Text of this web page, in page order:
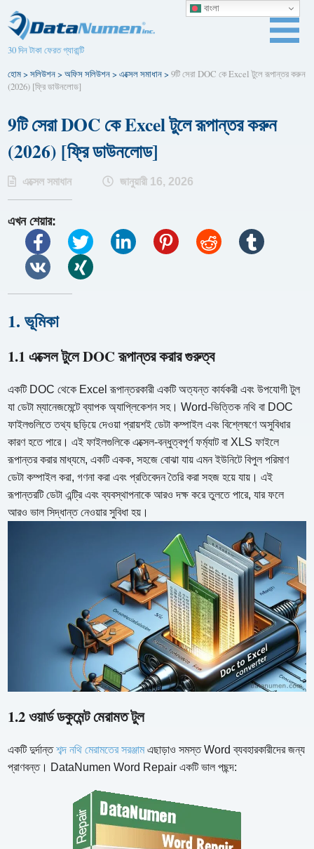
30 দিন টাকা ফেরত গ্যারান্টি
হোম>সলিউশন>অফিস সলিউশন>এক্সেল সমাধান>9টি সেরা DOC কে Excel টুলে রূপান্তর করুন
(2026) [ফ্রি ডাউনলোড]
9টি সেরা DOC কে Excel টুলে রূপান্তর করুন
(2026) [ফ্রি ডাউনলোড]
এক্সেল সমাধান জানুয়ারী 16, 2026
এখন শেয়ার:
1. ভূমিকা
1.1 এক্সেল টুলে DOC রূপান্তর করার গুরুত্ব
একটি DOC থেকে Excel রূপান্তরকারী একটি অত্যন্ত কার্যকরী এবং উপযোগী টুল
যা ডেটা ম্যানেজমেন্টে ব্যাপক অ্যাপ্লিকেশন সহ। Word-ভিত্তিক নথি বা DOC
ফাইলগুলিতে তথ্য ছড়িয়ে দেওয়া প্রায়শই ডেটা কম্পাইল এবং বিশ্লেষণে অসুবিধার
কারণ হতে পারে। এই ফাইলগুলিকে এক্সেল-বন্ধুত্বপূর্ণ ফর্ম্যাট বা XLS ফাইলে
রূপান্তর করার মাধ্যমে, একটি একক, সহজে বোঝা যায় এমন ইউনিটে বিপুল পরিমাণ
ডেটা কম্পাইল করা, গণনা করা এবং প্রতিবেদন তৈরি করা সহজ হয়ে যায়। এই
রূপান্তরটি ডেটা এন্ট্রি এবং ব্যবস্থাপনাকে আরও দক্ষ করে তুলতে পারে, যার ফলে
আরও ভাল সিদ্ধান্ত নেওয়ার সুবিধা হয়।
1.2 ওয়ার্ড ডকুমেন্ট মেরামত টুল
একটি দুর্দান্তশব্দ নথি মেরামতের সরঞ্জামএছাড়াও সমস্ত Word ব্যবহারকারীদের জন্য
প্রাণবন্ত। DataNumen Word Repair একটি ভাল পছন্দ:
বাংলা